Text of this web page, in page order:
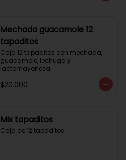
Mechada guacamole 12
tapaditos
Caja 12 tapaditos con mechada,
guacamole, lechuga y
lactomayonesa.
$20.000
Mix tapaditos
Caja de 12 tapaditos.